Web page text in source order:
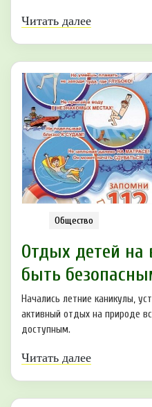
Читать далее
Общество
Отдых детей на
быть
Начались летние каникулы,
активный отдых на природе
доступным.
Читать далее